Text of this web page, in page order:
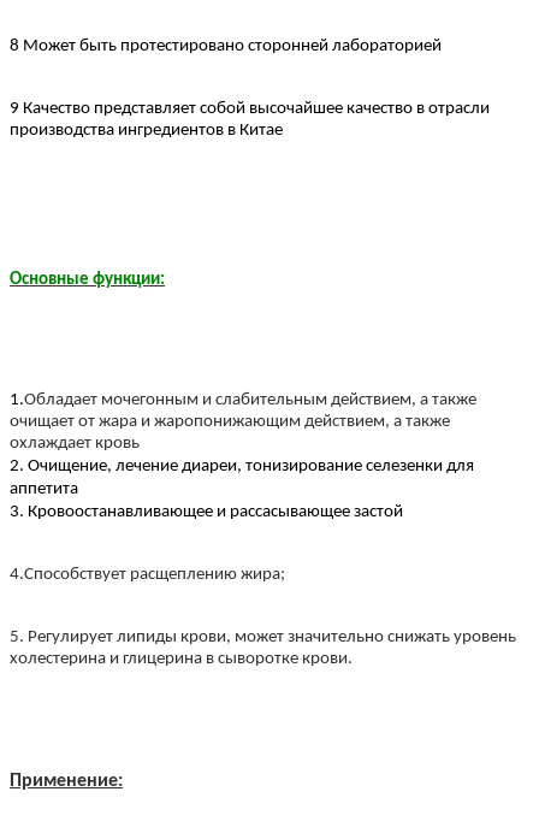
8 Может быть протестировано сторонней лабораторией
9 Качество представляет собой высочайшее качество в отрасли
производства ингредиентов в Китае
Основные функции:
1.Обладает мочегонным и слабительным действием, а также
очищает от жара и жаропонижающим действием, а также
охлаждает кровь
2. Очищение, лечение диареи, тонизирование селезенки для
аппетита
3. Кровоостанавливающее и рассасывающее застой
4.Способствует расщеплению жира;
5. Регулирует липиды крови, может значительно снижать уровень
холестерина и глицерина в сыворотке крови.
Применение: